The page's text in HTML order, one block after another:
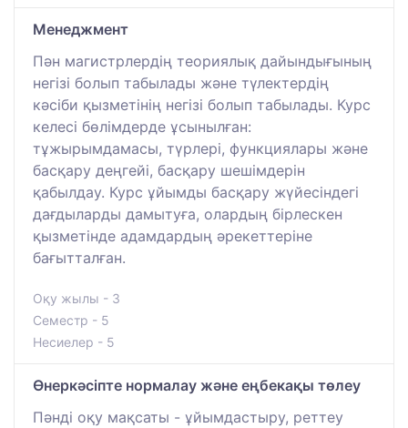
Менеджмент
Пән магистрлердің теориялық дайындығының
негізі болып табылады және түлектердің
кәсіби қызметінің негізі болып табылады. Курс
келесі бөлімдерде ұсынылған:
тұжырымдамасы, түрлері, функциялары және
басқару деңгейі, басқару шешімдерін
қабылдау. Курс ұйымды басқару жүйесіндегі
дағдыларды дамытуға, олардың бірлескен
қызметінде адамдардың әрекеттеріне
бағытталған.
Оқу жылы - 3
Семестр - 5
Несиелер - 5
Өнеркәсіпте нормалау және еңбекақы төлеу
Пәнді оқу мақсаты - ұйымдастыру, реттеу